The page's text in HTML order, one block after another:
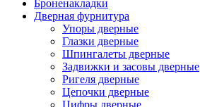
Броненакладки
Дверная фурнитура
Упоры дверные
Глазки дверные
Шпингалеты дверные
Задвижки и засовы дверные
Ригеля дверные
Цепочки дверные
Цифры дверные